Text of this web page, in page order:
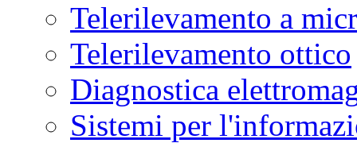
Telerilevamento a
Telerilevamento ottico
Diagnostica
Sistemi per